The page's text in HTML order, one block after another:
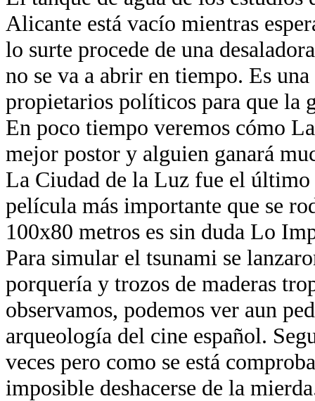
Alicante está vacío mientras
lo surte procede de una
no se va a abrir en tiempo. Es
propietarios políticos para que la
En poco tiempo veremos cómo
mejor postor y alguien ganará
La Ciudad de la Luz fue el
película más importante que se
100x80 metros es sin duda Lo
Para simular el tsunami se
porquería y trozos de maderas
observamos, podemos ver aun
arqueología del cine español.
veces pero como se está
imposible deshacerse de la